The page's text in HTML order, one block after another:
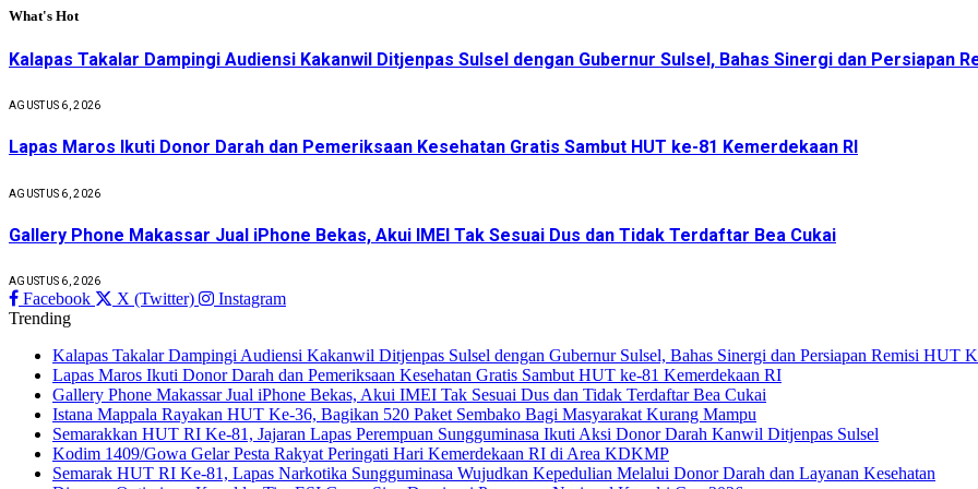
What's Hot
Kalapas Takalar Dampingi Audiensi Kakanwil Ditjenpas Sulsel dengan Gubernur Sulsel, Bahas Sinergi dan Persiapan
AGUSTUS 6, 2026
Lapas Maros Ikuti Donor Darah dan Pemeriksaan Kesehatan Gratis Sambut HUT ke-81 Kemerdekaan RI
AGUSTUS 6, 2026
Gallery Phone Makassar Jual iPhone Bekas, Akui IMEI Tak Sesuai Dus dan Tidak Terdaftar Bea Cukai
AGUSTUS 6, 2026
Facebook X (Twitter)
Instagram
Trending
Kalapas Takalar Dampingi Audiensi Kakanwil Ditjenpas Sulsel dengan Gubernur Sulsel, Bahas Sinergi dan Persiapan Remisi HUT
Lapas Maros Ikuti Donor Darah dan Pemeriksaan Kesehatan Gratis Sambut HUT ke-81 Kemerdekaan RI
Gallery Phone Makassar Jual iPhone Bekas, Akui IMEI Tak Sesuai Dus dan Tidak Terdaftar Bea Cukai
Istana Mappala Rayakan HUT Ke-36, Bagikan 520 Paket Sembako Bagi Masyarakat Kurang Mampu
Semarakkan HUT RI Ke-81, Jajaran Lapas Perempuan Sungguminasa Ikuti Aksi Donor Darah Kanwil Ditjenpas Sulsel
Kodim 1409/Gowa Gelar Pesta Rakyat Peringati Hari Kemerdekaan RI di Area KDKMP
Semarak HUT RI Ke-81, Lapas Narkotika Sungguminasa Wujudkan Kepedulian Melalui Donor Darah dan Layanan Kesehatan